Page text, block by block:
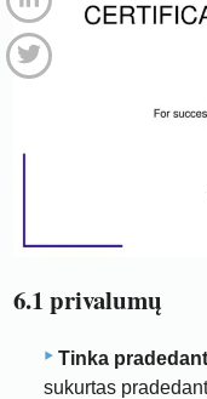
6.1 privalumų
Tinka
sukurtas